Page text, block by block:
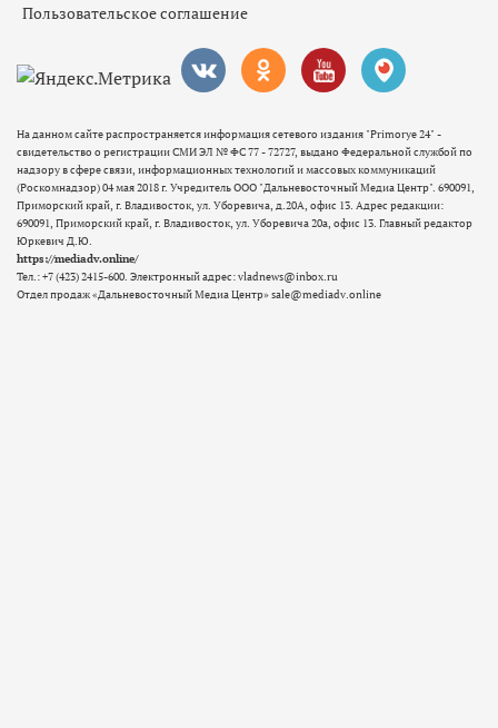
Пользовательское соглашение
На данном сайте распространяется информация сетевого издания "Primorye 24" -
свидетельство о регистрации СМИ ЭЛ № ФС 77 - 72727, выдано Федеральной службой по
надзору в сфере связи, информационных технологий и массовых коммуникаций
(Роскомнадзор) 04 мая 2018 г. Учредитель ООО "Дальневосточный Медиа Центр". 690091,
Приморский край, г. Владивосток, ул. Уборевича, д.20А, офис 13. Адрес редакции:
690091, Приморский край, г. Владивосток, ул. Уборевича 20а, офис 13. Главный редактор
Юркевич Д.Ю.
https://mediadv.online/
Тел.: +7 (423) 2415-600. Электронный адрес: vladnews@inbox.ru
Отдел продаж «Дальневосточный Медиа Центр» sale@mediadv.online